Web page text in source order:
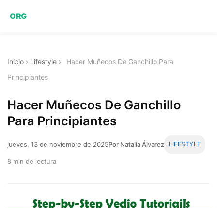
ORG
Inicio › Lifestyle ›
Hacer Muñecos De Ganchillo Para
Principiantes
Hacer Muñecos De Ganchillo
Para Principiantes
jueves, 13 de noviembre de 2025Por Natalia Álvarez LIFESTYLE
8 min de lectura